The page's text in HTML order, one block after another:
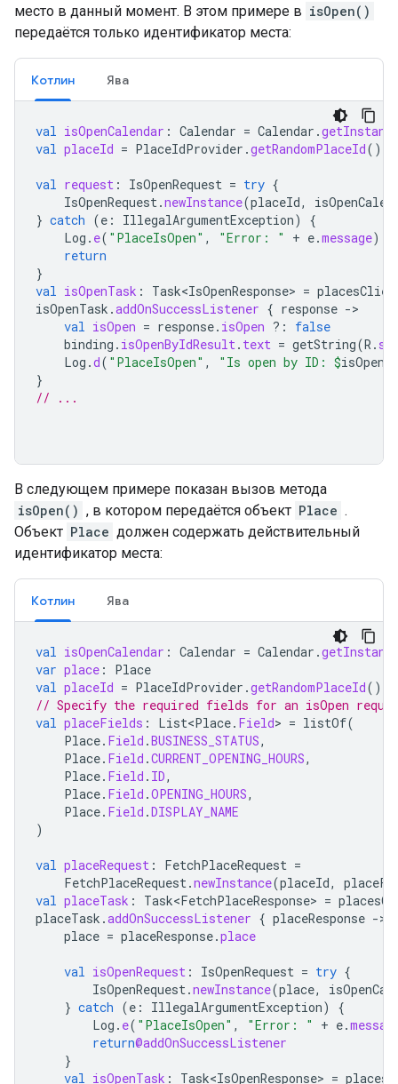
место в данный момент. В этом примере в isOpen()
передаётся только идентификатор места:
Котлин Ява
val isOpenCalendar : Calendar = Calendar .
val placeId = PlaceIdProvider .getRandomPlaceId()
val request : IsOpenRequest = try {
IsOpenRequest.newInstance(placeId,
} catch (e : IllegalArgumentException)
{
Log . e( "PlaceIsOpen" , "Error: " + e.message)
return
}
val isOpenTask : Task<IsOpenResponse> =
isOpenTask .addOnSuccessListener { response -
val isOpen = response. isOpen ?:
false
binding . isOpenByIdResult. text = getString(R .
Log .d( "PlaceIsOpen" , "Is open by ID: $isOpen
}
// ...
В следующем примере показан вызов метода
isOpen() , в котором передаётся объект Place .
Объект Place должен содержать действительный
идентификатор места:
Котлин Ява
val isOpenCalendar : Calendar = Calendar .
var place :
Place
val placeId = PlaceIdProvider .getRandomPlaceId()
// Specify the required fields for an isOpen
val placeFields : List<Place. Field> = listOf(
Place. Field .BUSINESS_STATUS,
Place. Field .CURRENT_OPENING_HOURS,
Place. Field . ID,
Place. Field .OPENING_HOURS,
Place. Field .DISPLAY_NAME
)
val placeRequest : FetchPlaceRequest =
FetchPlaceRequest.newInstance(placeId,
val placeTask : Task<FetchPlaceResponse> =
placeTask .addOnSuccessListener { placeResponse -
place = placeResponse.place
val isOpenRequest : IsOpenRequest = try {
IsOpenRequest.newInstance(place,
} catch (e : IllegalArgumentException)
{
Log . e( "PlaceIsOpen" , "Error: " + e.
return@addOnSuccessListener
}
val isOpenTask : Task<IsOpenResponse> =